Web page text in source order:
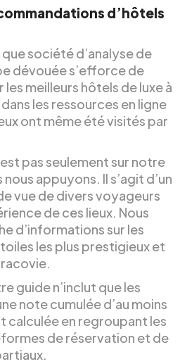
d’hôtels
société d’analyse de
dévouée s’efforce de
meilleurs hôtels de luxe à
les ressources en ligne
ont même été visités par
pas seulement sur notre
appuyons. Il s’agit d’un
vue de divers voyageurs
de ces lieux. Nous
d’informations sur les
les plus prestigieux et
guide n’inclut que les
note cumulée d’au moins
calculée en regroupant les
de réservation et de